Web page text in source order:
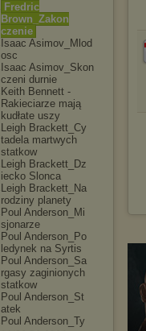
Fredric
Brown_Zakon
czenie
Isaac Asimov_Mlod
osc
Isaac Asimov_Skon
czeni durnie
Keith Bennett -
Rakieciarze mają
kudłate uszy
Leigh Brackett_Cy
tadela martwych
statkow
Leigh Brackett_Dz
iecko Slonca
Leigh Brackett_Na
rodziny planety
Poul Anderson_Mi
sjonarze
Poul Anderson_Po
ledynek na Syrtis
Poul Anderson_Sa
rgasy zaginionych
statkow
Poul Anderson_St
atek
Poul Anderson_Ty